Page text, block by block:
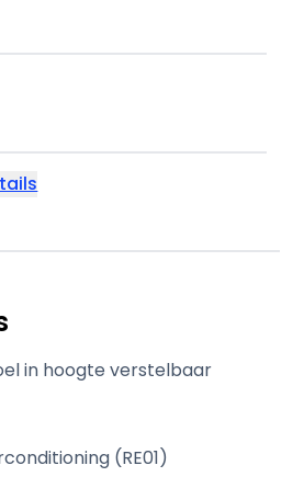
in hoogte verstelbaar
(RE01)